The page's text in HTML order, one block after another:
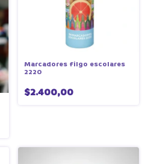
Marcadores filgo escolares
2220
$2.400,00